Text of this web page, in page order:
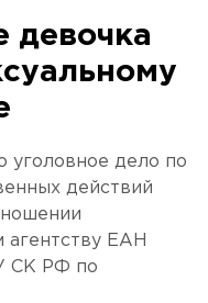
девочка
уголовное дело по
действий
агентству ЕАН
СК РФ по